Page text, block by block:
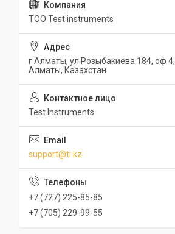
ТОО Test instruments
г Алматы, ул Розыбакиева 184, оф 4,
Алматы, Казахстан
Test Instruments
support@ti.kz
+7 (727) 225-85-85
+7 (705) 229-99-55